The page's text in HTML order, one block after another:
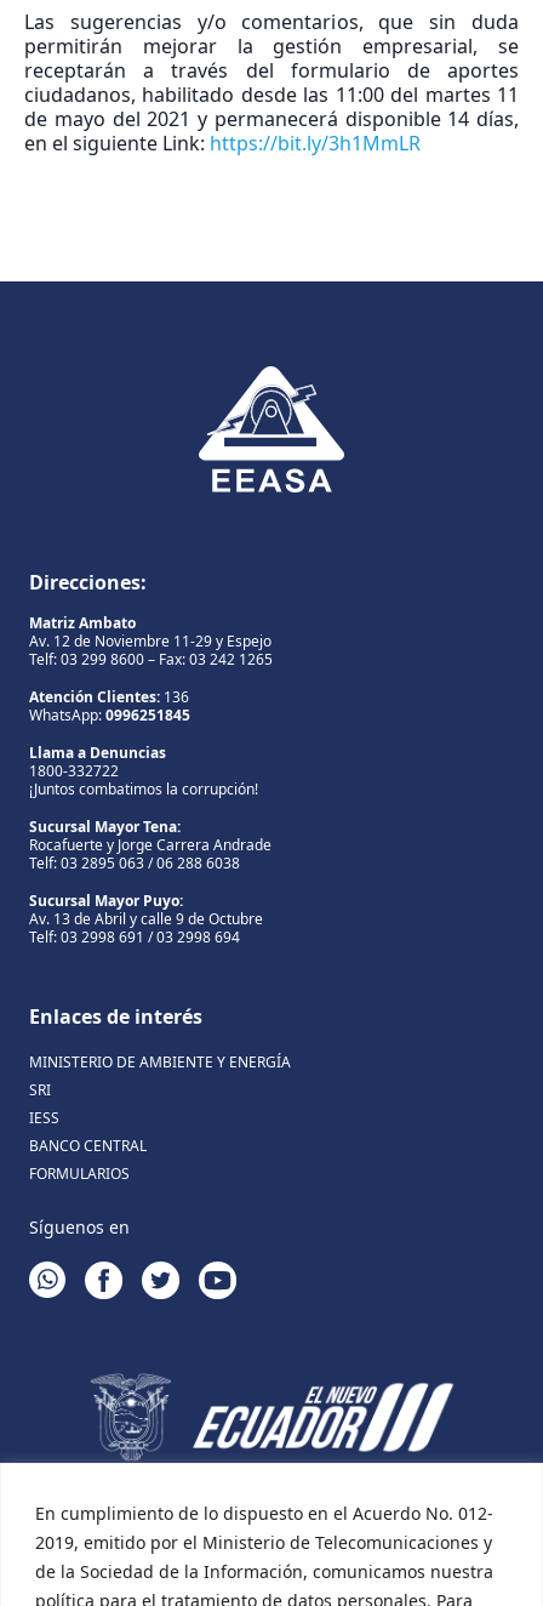
En cumplimiento de lo dispuesto en el Acuerdo No. 012-
2019, emitido por el Ministerio de Telecomunicaciones y
de la Sociedad de la Información, comunicamos nuestra
política para el tratamiento de datos personales. Para
Las sugerencias y/o comentarios, que sin duda
permitirán mejorar la gestión empresarial, se
receptarán a través del formulario de aportes
ciudadanos, habilitado desde las 11:00 del martes 11
de mayo del 2021 y permanecerá disponible 14 días,
en el siguiente Link: https://bit.ly/3h1MmLR
Direcciones:
Matriz Ambato
Av. 12 de Noviembre 11-29 y Espejo
Telf: 03 299 8600 – Fax: 03 242 1265
Atención Clientes: 136
WhatsApp:0996251845
Llama a Denuncias
1800-332722
¡Juntos combatimos la corrupción!
Sucursal Mayor Tena:
Rocafuerte y Jorge Carrera Andrade
Telf: 03 2895 063 / 06 288 6038
Sucursal Mayor Puyo:
Av. 13 de Abril y calle 9 de Octubre
Telf: 03 2998 691 / 03 2998 694
Enlaces de interés
MINISTERIO DE AMBIENTE Y ENERGÍA
SRI
IESS
BANCO CENTRAL
FORMULARIOS
Síguenos en
WHATSAPPFACEBOOKTWITTERYOUTUBE